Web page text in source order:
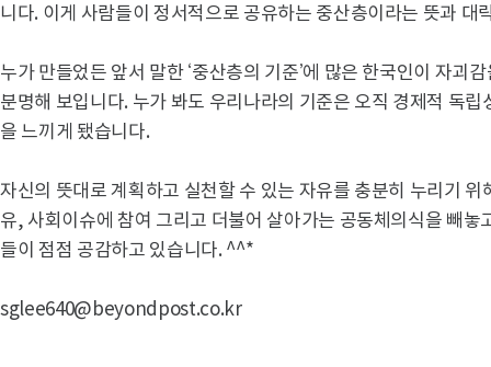
니다. 이게 사람들이 정서적으로 공유하는 중산층이라는 뜻과 대
누가 만들었든 앞서 말한 ‘중산층의 기준’에 많은 한국인이 자괴
분명해 보입니다. 누가 봐도 우리나라의 기준은 오직 경제적 독
을 느끼게 됐습니다.
자신의 뜻대로 계획하고 실천할 수 있는 자유를 충분히 누리기
유, 사회이슈에 참여 그리고 더불어 살아가는 공동체의식을 빼
들이 점점 공감하고 있습니다. ^^*
sglee640@beyondpost.co.kr